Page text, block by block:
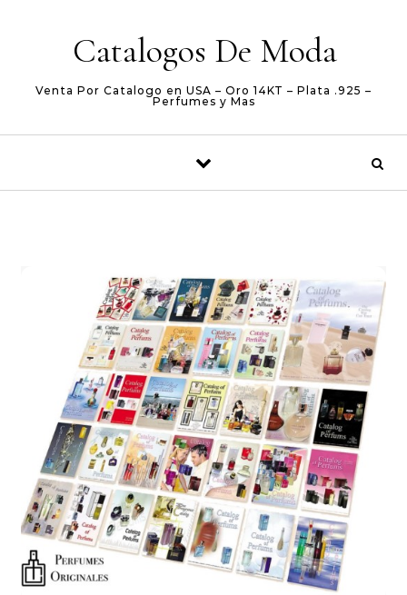
Catalogos De Moda
Venta Por Catalogo en USA – Oro 14KT – Plata .925 –
Perfumes y Mas